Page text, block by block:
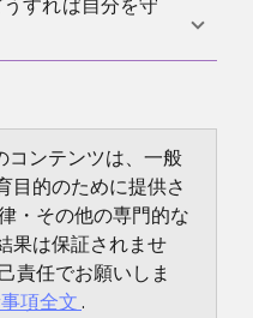
供、共同育児、現代的
ミュニティの場で
すれば自分を守
必要に応じて医療や
のようなサービスで
ださい。
コンテンツは、一般
目的のために提供さ
・その他の専門的な
果は保証されませ
責任でお願いしま
項全文.